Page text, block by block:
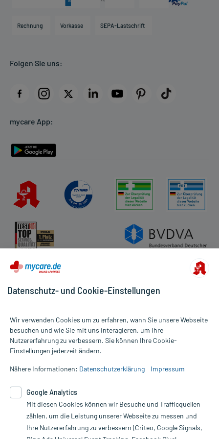
Direktabrechnung PKV
AGB
Datenschutz
Rückgabe/Widerruf
Rechnung Vorkasse SEPA-Lastschrift
Folgen Sie uns:
mycare App:
Alle Preise gelten inkl. MwSt., ggf. zzgl. Versandkosten
Informationen auf dieser Website werden ausschließlich für
die Untersuchung und Behandlung durch einen Arzt. Bitte
Therapien eingeleitet werden können. | Diese Webseite benutzt
Google Analytics. Lesen Sie bitte dazu die wichtigen Hinweise in
unserer Datenschutzerklärung. Für den Widerruf einer Bestellung
nutzen Sie das Formular:
Datenschutz- und Cookie-Einstellungen
Wir verwenden Cookies um zu erfahren, wann Sie unsere Webseite
besuchen und wie Sie mit uns interagieren, um Ihre
Nutzererfahrung zu verbessern. Sie können Ihre Cookie-
Einstellungen jederzeit ändern.
Nähere Informationen: Datenschutzerklärung Impressum
Google Analytics
Mit diesen Cookies können wir Besuche und Trafficquellen
zählen, um die Leistung unserer Webseite zu messen und
Ihre Nutzererfahrung zu verbessern (Criteo, Google Signals,